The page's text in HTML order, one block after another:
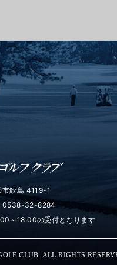
鮫島 4119-1
0538-32-8284
～18:00の受付となります
CLUB. ALL RIGHTS